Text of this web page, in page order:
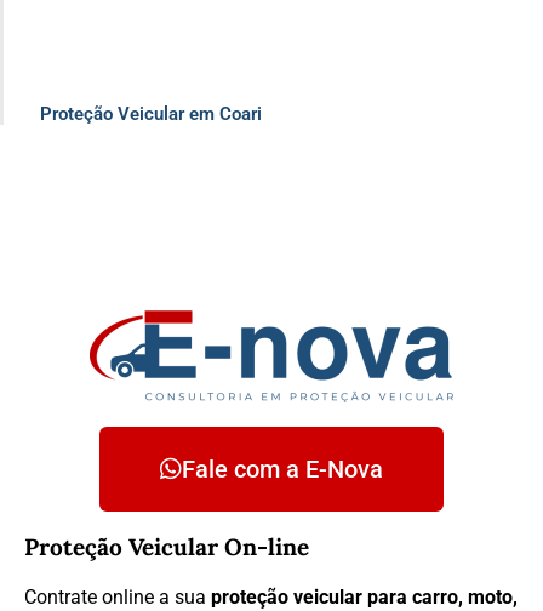
Proteção Veicular em Coari
Fale com a E-Nova
Proteção Veicular On-line
Contrate online a sua proteção veicular para carro, moto,